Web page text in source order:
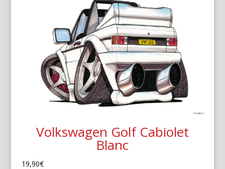
Volkswagen Golf Cabiolet
Blanc
19,90€